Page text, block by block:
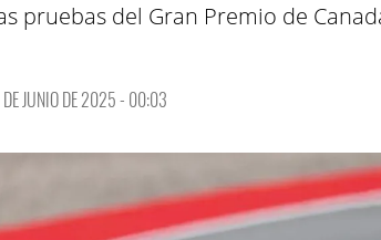
pruebas del Gran Premio de
JUNIO DE 2025 - 00:03